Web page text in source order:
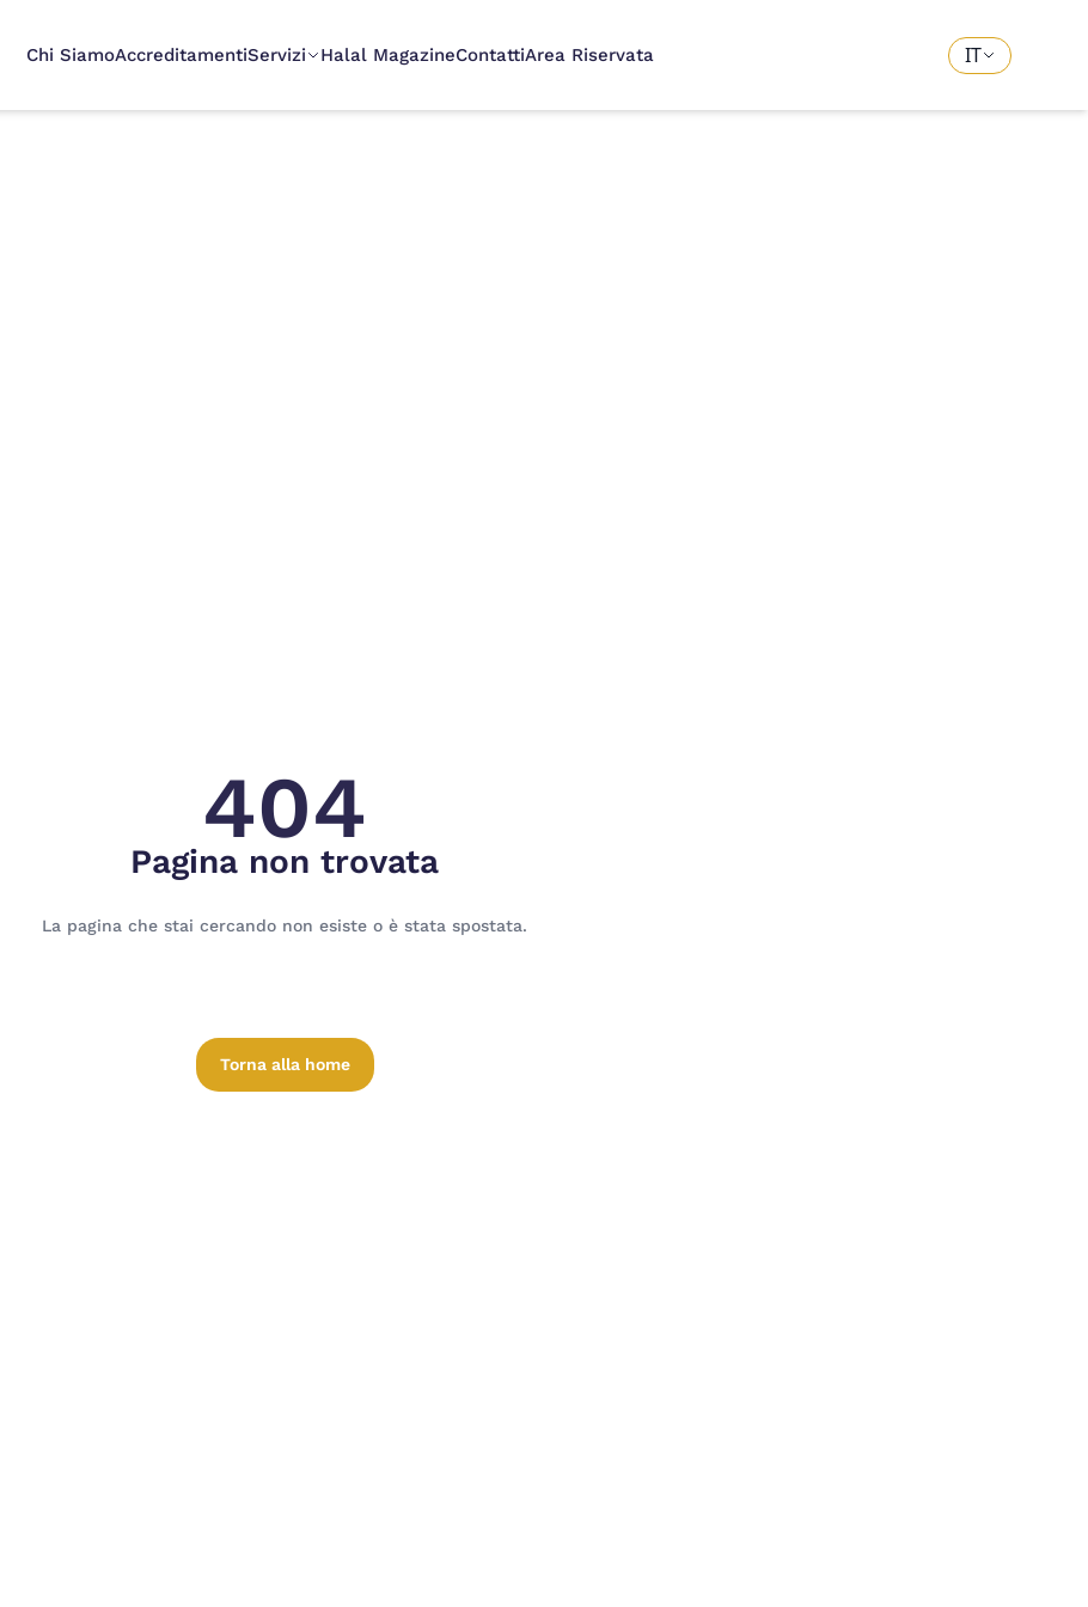
Chi SiamoAccreditamentiServizi Halal MagazineContattiArea Riservata IT
404
Pagina non trovata
La pagina che stai cercando non esiste o è stata spostata.
Torna alla home